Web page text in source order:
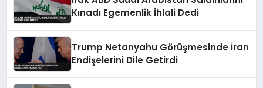
Kınadı Egemenlik İhlali Dedi
Trump Netanyahu Görüşmesinde İran
Endişelerini Dile Getirdi